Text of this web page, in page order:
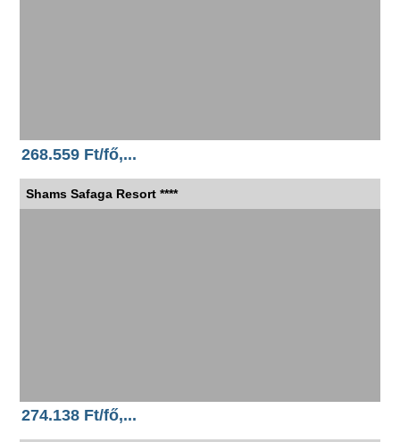
268.559 Ft/fő,...
Shams Safaga Resort ****
274.138 Ft/fő,...